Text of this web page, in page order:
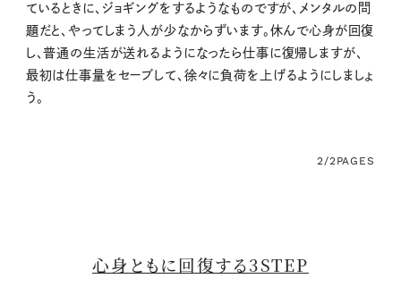
ているときに、ジョギングをするようなものですが、メンタルの問
題だと、やってしまう人が少なからずいます。休んで心身が回復
し、普通の生活が送れるようになったら仕事に復帰しますが、
最初は仕事量をセーブして、徐々に負荷を上げるようにしましょ
う。
2/2PAGES
心身ともに回復する3STEP